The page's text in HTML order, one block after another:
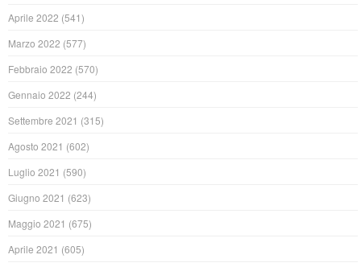
Aprile 2022 (541)
Marzo 2022 (577)
Febbraio 2022 (570)
Gennaio 2022 (244)
Settembre 2021 (315)
Agosto 2021 (602)
Luglio 2021 (590)
Giugno 2021 (623)
Maggio 2021 (675)
Aprile 2021 (605)